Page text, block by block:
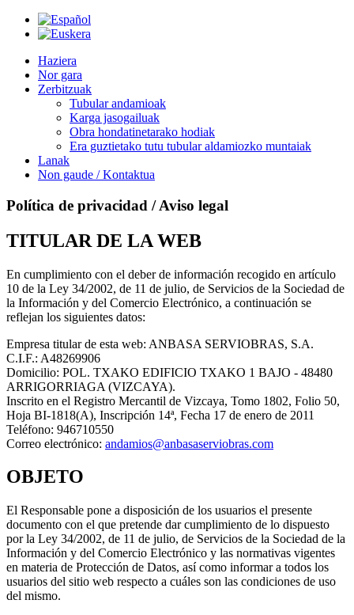
Haziera
Nor gara
Zerbitzuak
Tubular andamioak
Karga jasogailuak
Obra hondatinetarako hodiak
Era guztietako tutu tubular aldamiozko muntaiak
Lanak
Non gaude / Kontaktua
Política de privacidad / Aviso legal
TITULAR DE LA WEB
En cumplimiento con el deber de información recogido en artículo
10 de la Ley 34/2002, de 11 de julio, de Servicios de la Sociedad de
la Información y del Comercio Electrónico, a continuación se
reflejan los siguientes datos:
Empresa titular de esta web: ANBASA SERVIOBRAS, S.A.
C.I.F.: A48269906
Domicilio: POL. TXAKO EDIFICIO TXAKO 1 BAJO - 48480
ARRIGORRIAGA (VIZCAYA).
Inscrito en el Registro Mercantil de Vizcaya, Tomo 1802, Folio 50,
Hoja BI-1818(A), Inscripción 14ª, Fecha 17 de enero de 2011
Teléfono: 946710550
Correo electrónico: andamios@anbasaserviobras.com
OBJETO
El Responsable pone a disposición de los usuarios el presente
documento con el que pretende dar cumplimiento de lo dispuesto
por la Ley 34/2002, de 11 de julio, de Servicios de la Sociedad de la
Información y del Comercio Electrónico y las normativas vigentes
en materia de Protección de Datos, así como informar a todos los
usuarios del sitio web respecto a cuáles son las condiciones de uso
del mismo.